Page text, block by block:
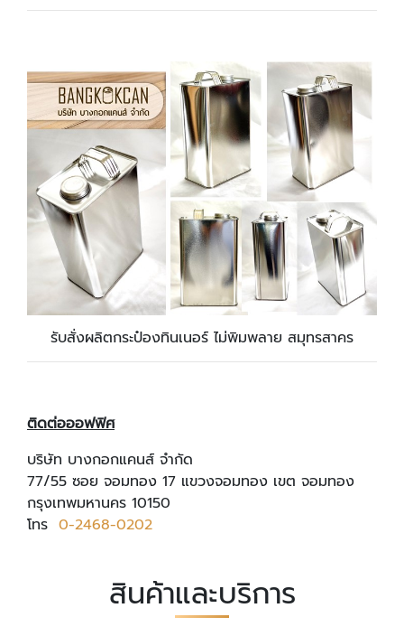
รับสั่งผลิตกระป๋องทินเนอร์ ไม่พิมพลาย สมุทรสาคร
ติดต่อออฟฟิศ
บริษัท บางกอกแคนส์ จำกัด
77/55 ซอย จอมทอง 17 แขวงจอมทอง เขต จอมทอง
กรุงเทพมหานคร 10150
โทร 0-2468-0202
สินค้าและบริการ